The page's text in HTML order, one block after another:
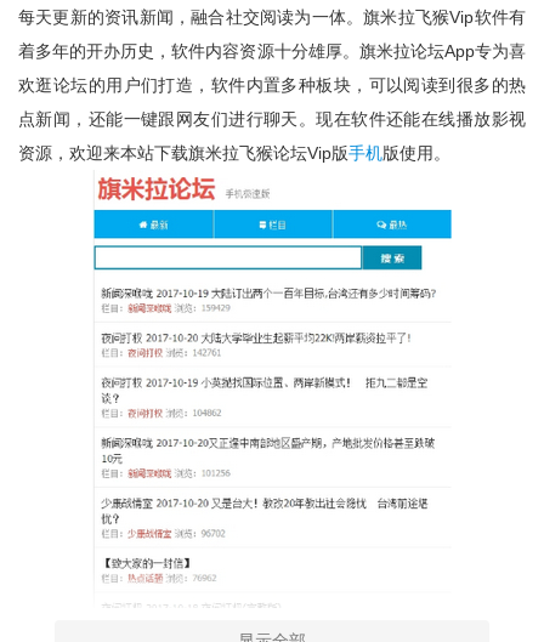
每天更新的资讯新闻，融合社交阅读为一体。旗米拉飞猴vip软件有
着多年的开办历史，软件内容资源十分雄厚。旗米拉论坛app专为喜
欢逛论坛的用户们打造，软件内置多种板块，可以阅读到很多的热
点新闻，还能一键跟网友们进行聊天。现在软件还能在线播放影视
资源，欢迎来本站下载旗米拉飞猴论坛vip版手机版使用。